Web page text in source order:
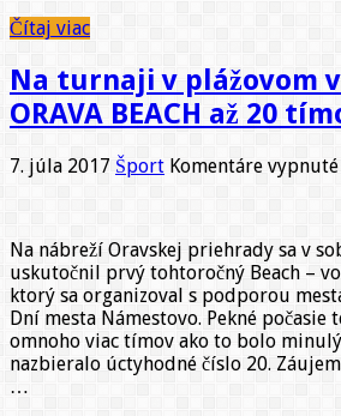
Čítaj viac
Na turnaji v plážovom
ORAVA BEACH až 20
7. júla 2017 Šport Komentáre vypnuté
Na nábreží Oravskej priehrady sa v
uskutočnil prvý tohtoročný Beach –
ktorý sa organizoval s podporou
Dní mesta Námestovo. Pekné
omnoho viac tímov ako to bolo
nazbieralo úctyhodné číslo 20.
…